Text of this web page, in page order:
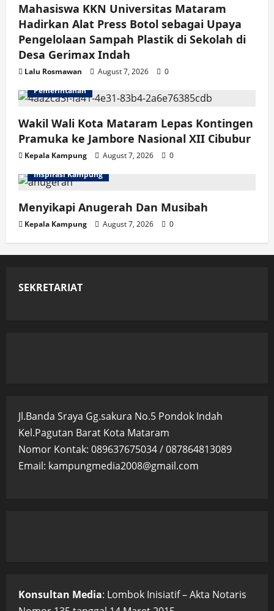
Mahasiswa KKN Universitas Mataram
Hadirkan Alat Press Botol sebagai Upaya
Pengelolaan Sampah Plastik di Sekolah di
Desa Gerimax Indah
Lalu Rosmawan August 7, 2026
0
Pemerintahan
Wakil Wali Kota Mataram Lepas Kontingen
Pramuka ke Jambore Nasional XII Cibubur
Kepala Kampung August 7, 2026
0
Inspirasi Kampung
Menyikapi Anugerah Dan Musibah
Kepala Kampung August 7, 2026 0
SEKRETARIAT
Jl.Banda Sraya Gg.sakura No.5 Pondok Indah
Kel.Pagutan Barat Kota Mataram
Nomor Kontak: 089637675034 / 087864813089
Email: kampungmedia2008@gmail.com
Konsultan Media: Lombok Inisiatif – Akta Notaris